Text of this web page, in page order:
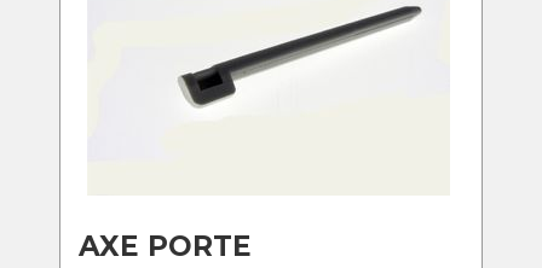
AXE PORTE